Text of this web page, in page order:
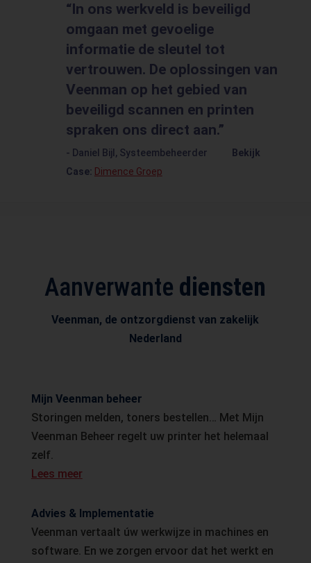
In ons werkveld is beveiligd
omgaan met gevoelige
informatie de sleutel tot
vertrouwen. De oplossingen van
Veenman op het gebied van
beveiligd scannen en printen
spraken ons direct aan.
- Daniel Bijl, Systeembeheerder
Bekijk
Case: Dimence Groep
Aanverwante diensten
Veenman, de ontzorgdienst van zakelijk
Nederland
Mijn Veenman beheer
Storingen melden, toners bestellen… Met Mijn
Veenman Beheer regelt uw printer het helemaal
zelf.
Lees meer
Advies & Implementatie
Veenman vertaalt úw werkwijze in machines en
software. En we zorgen ervoor dat het werkt en